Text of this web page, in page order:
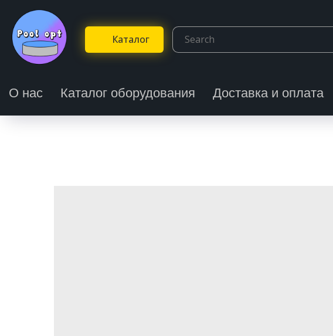
Каталог
О нас Каталог оборудования Доставка и оплата